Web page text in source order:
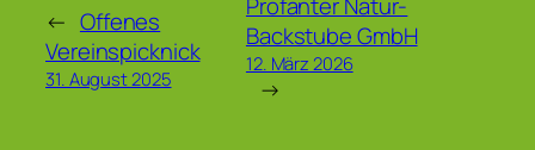
← Offenes
Vereinspicknick
31. August 2025
Profanter Natur-
Backstube GmbH
12. März 2026
→